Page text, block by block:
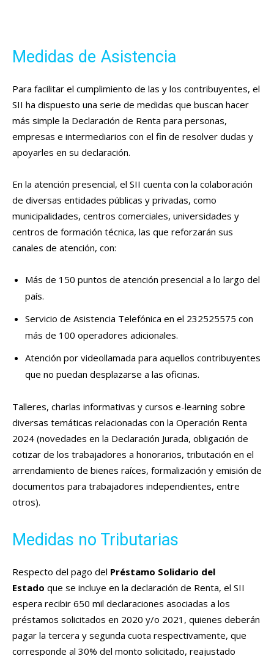
Medidas de Asistencia
Para facilitar el cumplimiento de las y los contribuyentes, el
SII ha dispuesto una serie de medidas que buscan hacer
más simple la Declaración de Renta para personas,
empresas e intermediarios con el fin de resolver dudas y
apoyarles en su declaración.
En la atención presencial, el SII cuenta con la colaboración
de diversas entidades públicas y privadas, como
municipalidades, centros comerciales, universidades y
centros de formación técnica, las que reforzarán sus
canales de atención, con:
Más de 150 puntos de atención presencial a lo largo del
país.
Servicio de Asistencia Telefónica en el 232525575 con
más de 100 operadores adicionales.
Atención por videollamada para aquellos contribuyentes
que no puedan desplazarse a las oficinas.
Talleres, charlas informativas y cursos e-learning sobre
diversas temáticas relacionadas con la Operación Renta
2024 (novedades en la Declaración Jurada, obligación de
cotizar de los trabajadores a honorarios, tributación en el
arrendamiento de bienes raíces, formalización y emisión de
documentos para trabajadores independientes, entre
otros).
Medidas no Tributarias
Respecto del pago del Préstamo Solidario del
Estado que se incluye en la declaración de Renta, el SII
espera recibir 650 mil declaraciones asociadas a los
préstamos solicitados en 2020 y/o 2021, quienes deberán
pagar la tercera y segunda cuota respectivamente, que
corresponde al 30% del monto solicitado, reajustado